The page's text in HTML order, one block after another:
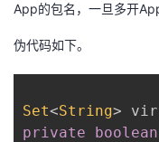
App的包名，一旦多开
伪代码如下。
Set<String>
private
boolean